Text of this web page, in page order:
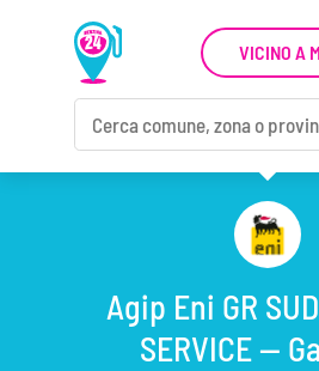
VICINO A
Agip Eni GR
SERVICE —